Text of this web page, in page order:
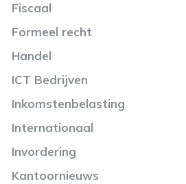
Fiscaal
Formeel recht
Handel
ICT Bedrijven
Inkomstenbelasting
Internationaal
Invordering
Kantoornieuws